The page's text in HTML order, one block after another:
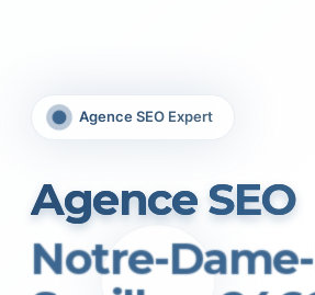
Agence SEO Expert
Agence SEO
Notre-